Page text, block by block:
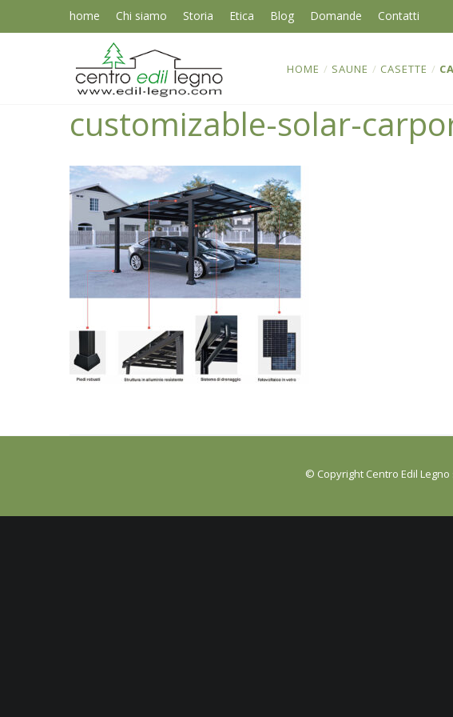
home Chi siamo Storia Etica Blog Domande Contatti
HOME / SAUNE / CASETTE /
customizable-solar-
© Copyright Centro Edil Legno